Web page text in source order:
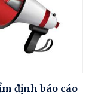
định báo cáo